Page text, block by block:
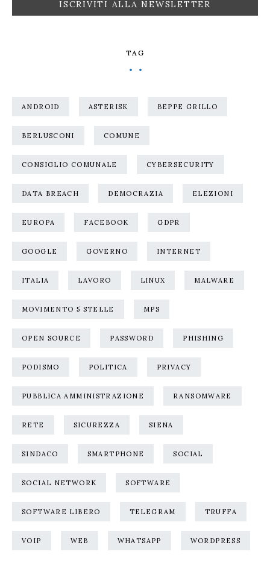
TAG
ANDROID ASTERISK BEPPE GRILLO
BERLUSCONI COMUNE
CONSIGLIO COMUNALE CYBERSECURITY
DATA BREACH DEMOCRAZIA ELEZIONI
EUROPA FACEBOOK GDPR
GOOGLE GOVERNO INTERNET
ITALIA LAVORO LINUX MALWARE
MOVIMENTO 5 STELLE MPS
OPEN SOURCE PASSWORD PHISHING
PODISMO POLITICA PRIVACY
PUBBLICA AMMINISTRAZIONE RANSOMWARE
RETE SICUREZZA SIENA
SINDACO SMARTPHONE SOCIAL
SOCIAL NETWORK SOFTWARE
SOFTWARE LIBERO TELEGRAM TRUFFA
VOIP WEB WHATSAPP WORDPRESS